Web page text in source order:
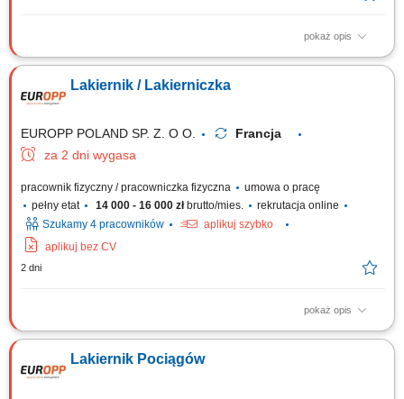
pokaż opis
Zadania Wykonywanie prac lakierniczych w specjalistycznej kabinie na
lakierowaniem: czyszczenie, odtłuszczanie, szlifowanie oraz oklejanie
powierzchni; Przygotowywanie mieszanek lakierniczych według
Lakiernik / Lakierniczka
EUROPP POLAND SP. Z. O O.
Francja
za 2 dni wygasa
pracownik fizyczny / pracowniczka fizyczna
umowa o pracę
pełny etat
14 000 - 16 000 złbrutto/mies.
rekrutacja online
Szukamy 4 pracowników
aplikuj szybko
aplikuj bez CV
2 dni
pokaż opis
Zadania Lakierowanie pociągów oraz wagonów osobowych w kabinie
powierzchni pod lakierowanie, w tym szlifowanie, maskowanie oraz
odtłuszczanie elementów; Dobieranie komponentów oraz samodzielne
Lakiernik Pociągów